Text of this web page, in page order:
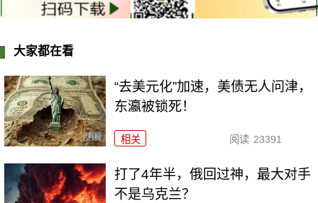
大家都在看
“去美元化”加速，美债无人问津，
东瀛被锁死！
相关 阅读 23391
打了4年半，俄回过神，最大对手
不是乌克兰？